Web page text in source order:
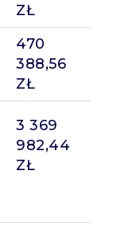
ZŁ
470
388,56
ZŁ
3 369
982,44
ZŁ